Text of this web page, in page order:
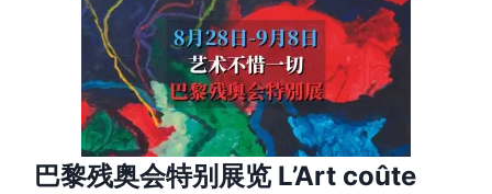
巴黎残奥会特别展览 L’Art coûte